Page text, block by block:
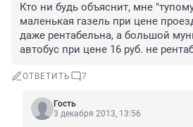
Кто ни будь объяснит, мне
маленькая газель при цене
даже рентабельна, а большой
автобус при цене 16 руб. не
ОТВЕТИТЬ 7
Гость
3 декабря 2013, 13:56